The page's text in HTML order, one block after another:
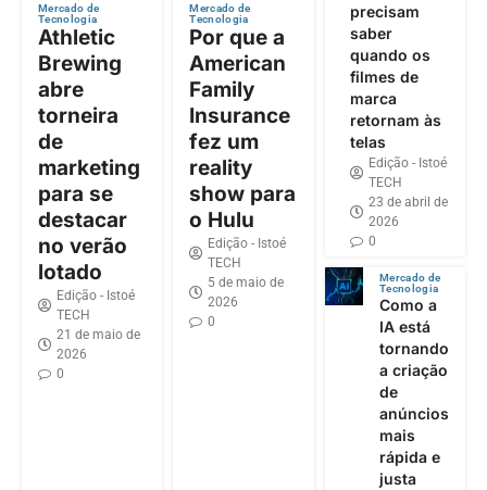
Mercado de
Tecnologia
Athletic
Brewing
abre
torneira
de
marketing
para se
destacar
no verão
lotado
Edição - Istoé
TECH
21 de maio de
2026
0
Mercado de
Tecnologia
Por que a
American
Family
Insurance
fez um
reality
show para
o Hulu
Edição - Istoé
TECH
5 de maio de
2026
0
precisam
saber
quando os
filmes de
marca
retornam às
telas
Edição - Istoé
TECH
23 de abril de
2026
0
Mercado de
Tecnologia
Como a
IA está
tornando
a criação
de
anúncios
mais
rápida e
justa